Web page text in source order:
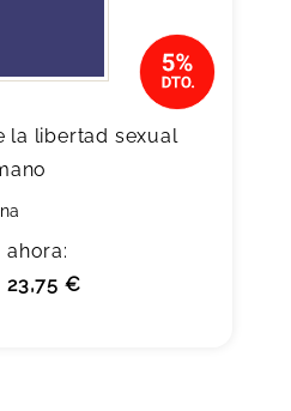
la libertad sexual
ahora:
23,75 €